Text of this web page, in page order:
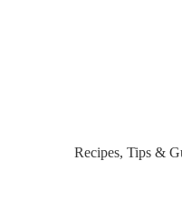
Recipes, Tips &